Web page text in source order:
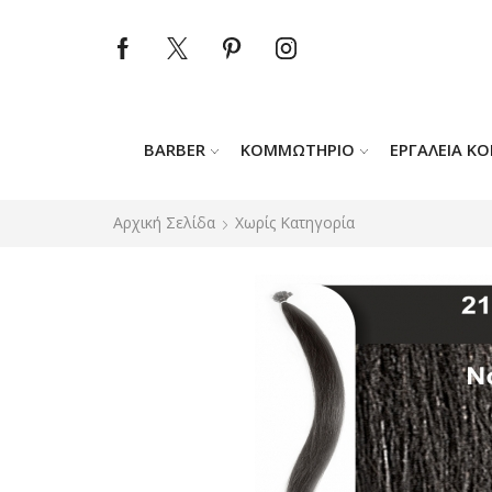
BARBER ΚΟΜΜΩΤΉΡΙΟ ΕΡΓΑΛΕΊΑ
Αρχική Σελίδα Χωρίς Κατηγορία